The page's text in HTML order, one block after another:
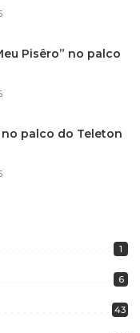
Pisêro” no palco
palco do Teleton
1
6
43